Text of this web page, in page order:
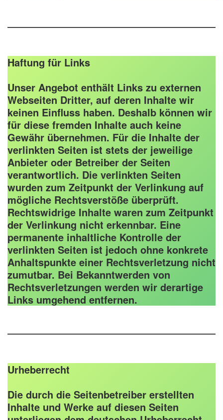
Haftung für Links
Unser Angebot enthält Links zu externen
Webseiten Dritter, auf deren Inhalte wir
keinen Einfluss haben. Deshalb können wir
für diese fremden Inhalte auch keine
Gewähr übernehmen. Für die Inhalte der
verlinkten Seiten ist stets der jeweilige
Anbieter oder Betreiber der Seiten
verantwortlich. Die verlinkten Seiten
wurden zum Zeitpunkt der Verlinkung auf
mögliche Rechtsverstöße überprüft.
Rechtswidrige Inhalte waren zum Zeitpunkt
der Verlinkung nicht erkennbar. Eine
permanente inhaltliche Kontrolle der
verlinkten Seiten ist jedoch ohne konkrete
Anhaltspunkte einer Rechtsverletzung nicht
zumutbar. Bei Bekanntwerden von
Rechtsverletzungen werden wir derartige
Links umgehend entfernen.
Urheberrecht
Die durch die Seitenbetreiber erstellten
Inhalte und Werke auf diesen Seiten